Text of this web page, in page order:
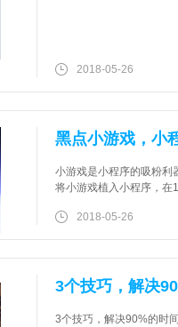
2018-05-26
黑点小游戏，小
小游戏是小程序的吸粉利
将小游戏植入小程序，在
2018-05-26
3个技巧，解决
3个技巧，解决90%的时